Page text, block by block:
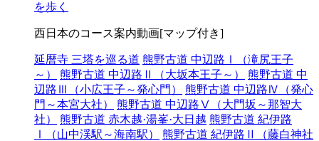
を歩く
西日本のコース案内動画[マップ付き]
延暦寺 三塔を巡る道 熊野古道 中辺路Ⅰ（滝尻王子
～）
熊野古道 中辺路Ⅱ（大坂本王子～）
熊野古道 中
辺路Ⅲ（小広王子～発心門）
熊野古道 中辺路Ⅳ（発心
門～本宮大社）
熊野古道 中辺路Ⅴ（大門坂～那智大
社）
熊野古道 赤木越·湯峯·大日越 熊野古道 紀伊路
Ⅰ（山中渓駅～海南駅）
熊野古道 紀伊路Ⅱ（藤白神社